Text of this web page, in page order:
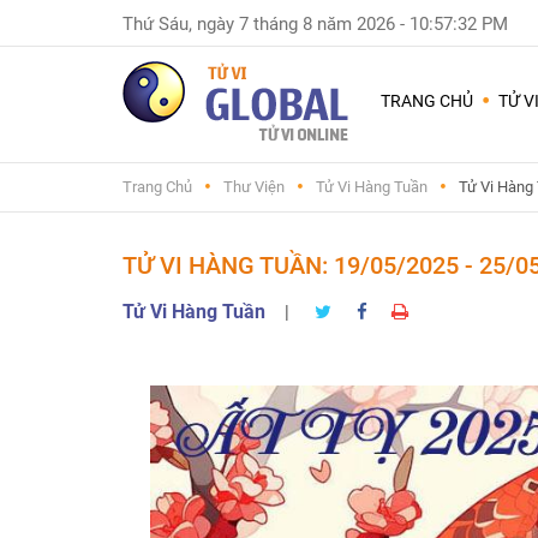
Thứ Sáu, ngày 7 tháng 8 năm 2026 - 10:57:33 PM
TRANG CHỦ TỬ VI
Trang Chủ Thư Viện Tử Vi Hàng Tuần Tử Vi
TỬ VI HÀNG TUẦN: 19/05/2025 - 25/
Tử Vi Hàng Tuần |
Dùng
Nam